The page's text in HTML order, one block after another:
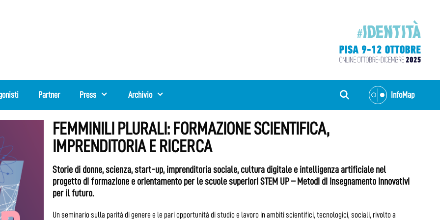
Partner Press Archivio InfoMap
FEMMINILI PLURALI: FORMAZIONE SCIENTIFICA,
IMPRENDITORIA E RICERCA
Storie di donne, scienza, start-up, imprenditoria sociale, cultura digitale e intelligenza artificiale nel
progetto di formazione e orientamento per le scuole superiori STEM UP – Metodi di insegnamento innovativi
per il futuro.
Un seminario sulla parità di genere e le pari opportunità di studio e lavoro in ambiti scientifici, tecnologici, sociali, rivolto a